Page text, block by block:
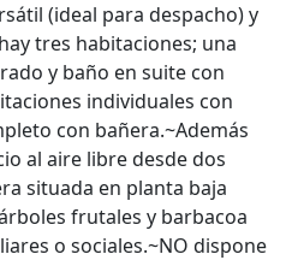
(ideal para despacho) y
tres habitaciones; una
y baño en suite con
individuales con
con bañera.~Además
al aire libre desde dos
situada en planta baja
frutales y barbacoa
o sociales.~NO dispone